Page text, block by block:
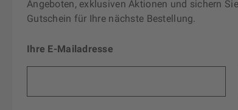
Angeboten, exklusiven Aktionen und sichern
Gutschein für Ihre nächste Bestellung.
Ihre E-Mailadresse